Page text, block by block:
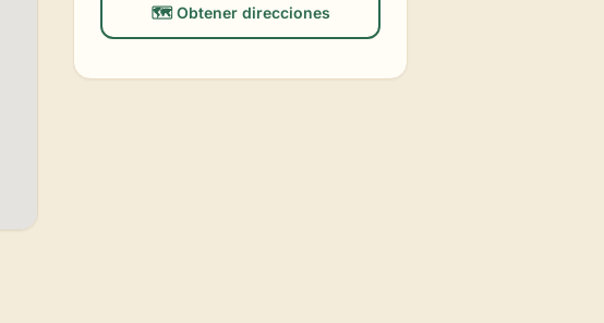
🗺️ Obtener direcciones